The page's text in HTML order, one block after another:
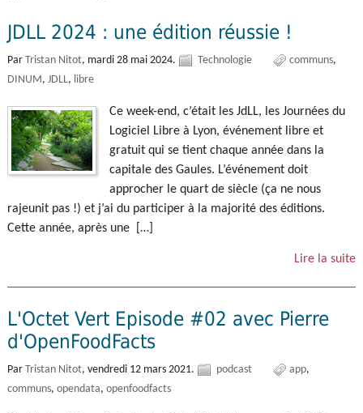
JDLL 2024 : une édition réussie !
Par Tristan Nitot, mardi 28 mai 2024. Technologie
communs
DINUM JDLL libre
Ce week-end, c’était les JdLL, les Journées du
Logiciel Libre à Lyon, événement libre et
gratuit qui se tient chaque année dans la
capitale des Gaules. L’événement doit
approcher le quart de siècle (ça ne nous
rajeunit pas !) et j’ai du participer à la majorité des éditions.
Cette année, après une […]
Lire la suite
L'Octet Vert Episode #02 avec Pierre
d'OpenFoodFacts
Par Tristan Nitot, vendredi 12 mars 2021. podcast
app
communs opendata openfoodfacts